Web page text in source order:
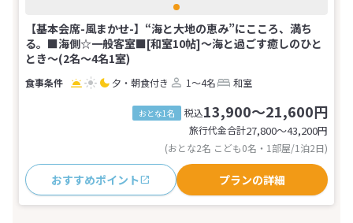
【基本会席-風まかせ-】“海と大地の恵み”にこころ、満ち
る。■海側☆一般客室■[和室10帖]～海と過ごす癒しのひと
とき～(2名～4名1室)
夕・朝食付き 1～4名 和室
おとな1名 税込13,900～21,600円
旅行代金合計27,800〜43,200円
(おとな2名 こども0名・1部屋/1泊2日)
おすすめポイント プランの詳細